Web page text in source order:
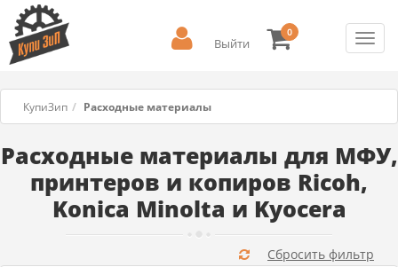
Выйти
0
КупиЗип Расходные материалы
Расходные материалы для МФУ,
принтеров и копиров Ricoh,
Konica Minolta и Kyocera
Сбросить фильтр